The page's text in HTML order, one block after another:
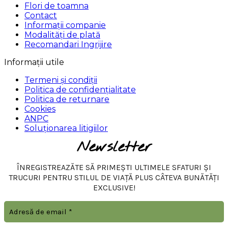
Flori de toamna
Contact
Informații companie
Modalități de plată
Recomandari Ingrijire
Informații utile
Termeni și condiții
Politica de confidențialitate
Politica de returnare
Cookies
ANPC
Soluționarea litigiilor
Newsletter
ÎNREGISTREAZĂTE SĂ PRIMEȘTI ULTIMELE SFATURI ȘI
TRUCURI PENTRU STILUL DE VIAȚĂ PLUS CÂTEVA BUNĂTĂȚI
EXCLUSIVE!